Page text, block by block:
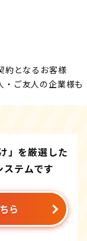
約となるお客様
ご友人の企業様も
」を厳選した
テムです
ら